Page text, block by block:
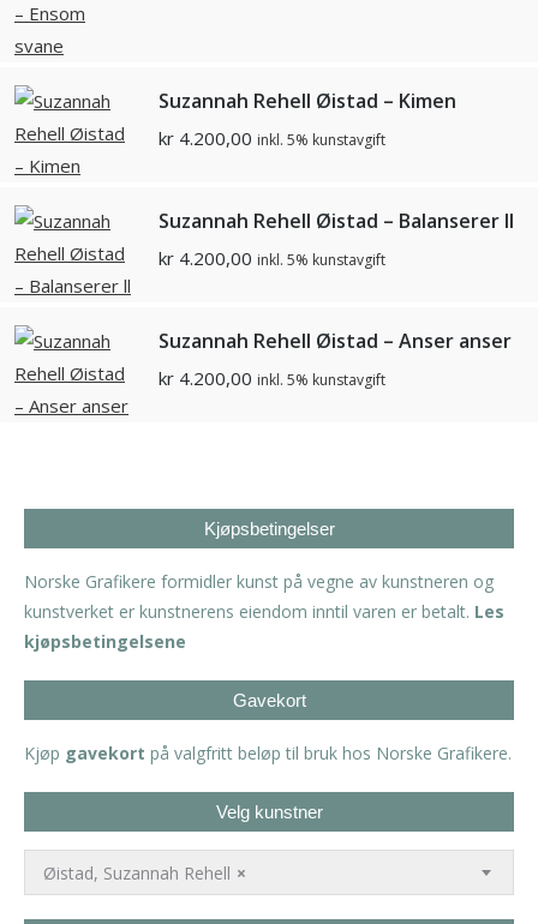
Suzannah Rehell Øistad – Kimen
kr 4.200,00 inkl. 5% kunstavgift
Suzannah Rehell Øistad – Balanserer ll
kr 4.200,00 inkl. 5% kunstavgift
Suzannah Rehell Øistad – Anser anser
kr 4.200,00 inkl. 5% kunstavgift
Kjøpsbetingelser
Norske Grafikere formidler kunst på vegne av kunstneren og
kunstverket er kunstnerens eiendom inntil varen er betalt. Les
kjøpsbetingelsene
Gavekort
Kjøp gavekort på valgfritt beløp til bruk hos Norske Grafikere.
Velg kunstner
×
Øistad, Suzannah Rehell